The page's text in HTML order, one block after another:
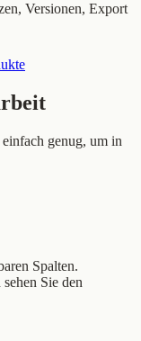
Versionen, Export
genug, um in
Spalten.
Sie den